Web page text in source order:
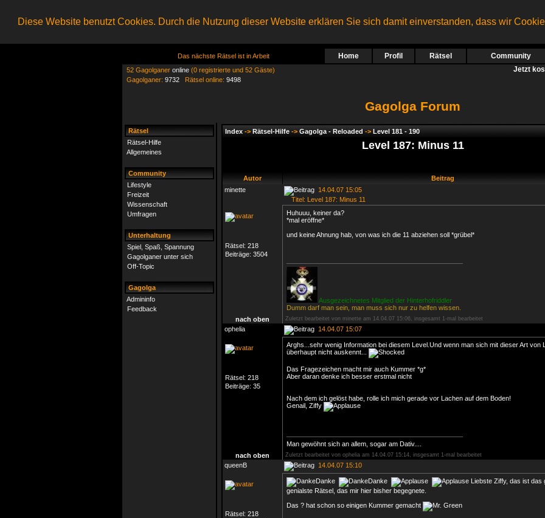
Diese Website benutzt Cookies. Durch die Nutzung dieser Website erklären Sie sich damit einverstanden, dass wir
Das nächste Rätsel ist in Arbeit Home Profil Rätsel Community
52 Gagolganer online (0 registrierte und 52 Gäste)
Gagolganer: 9732 Rätsel online: 9498
Jetzt
Gagolga Forum
Rätsel
Rätsel-Hilfe
Allgemeines
Community
Lifestyle
Freizeit
Wissenschaft
Umfragen
Unterhaltung
Spiel, Spaß, Spannung
Gagolganer unter sich
Off-Topic
Gagolga
Admininfo
Feedback
Index -> Rätsel-Hilfe -> Gagolga - Reloaded -> Level 181 - 190
Level 187: Minus 11
Autor
Beitrag
minette
14.04.07 15:05
Titel: Level 187: Minus 11
Rätsel: 218
Beiträge: 3504
Huhuuu, keiner da?
*mal eröffne*
und keine Ahnung hab, von was ich die 11 abziehen soll *grübel*
Ausgezeichnetes Mitglied der Hinterhofriddler
Dumm darf man sein, man muss sich nur zu helfen wissen.
nach oben
Zuletzt bearbeitet von minette am 14.04.07 15:06, insgesamt 1-mal bearbeitet
ophelia 14.04.07 15:07
Rätsel: 218
Beiträge: 35
Arghs...sehr wenig Information bei diesem Level.Und wenn man sich mit dieser Art von
überhaupt nicht auskennt...
Das Fragezeichen macht mir auch Kummer *g*
Aber daran denke ich besser erstmal nicht
Nach dem ich gelöst habe, rolle ich mich gerade vor Lachen auf dem Boden!
Genail, Ziffy
Man gewöhnt sich an allem, sogar am Dativ....
nach oben
Zuletzt bearbeitet von ophelia am 14.04.07 15:14, insgesamt 1-mal bearbeitet
queenB 14.04.07 15:10
Rätsel: 218
Liebste Ziffy, das ist das
genialste Rätsel, das mir hier bisher begegnete.
Das ? hat schon so einigen Kummer gemacht